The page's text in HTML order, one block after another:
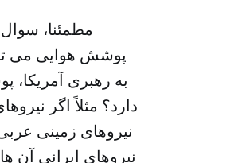
مطمئنا،
پوشش هوایی می
به رهبری آمریکا،
دارد؟ مثلاً اگر
نیروهای زمینی
نیروهای ایرانی آن